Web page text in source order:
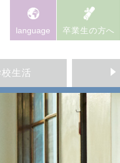
language 卒業生の方へ
校生活